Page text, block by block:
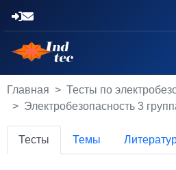
Главная
Тесты по
Электробезопасность 3
Тесты Темы